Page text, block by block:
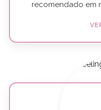
recomendado em